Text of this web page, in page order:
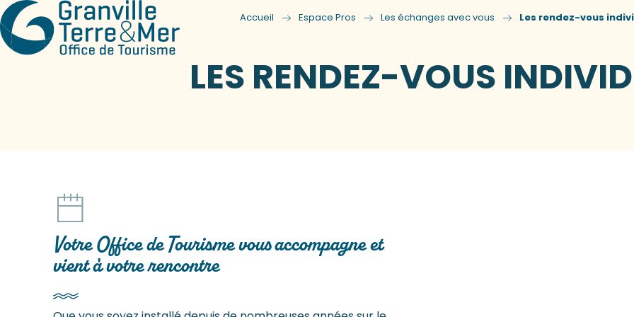
Accueil Espace Pros Les échanges avec vous Les rendez-vous
LES RENDEZ-VOUS
Votre Office de Tourisme vous accompagne et
vient à votre rencontre